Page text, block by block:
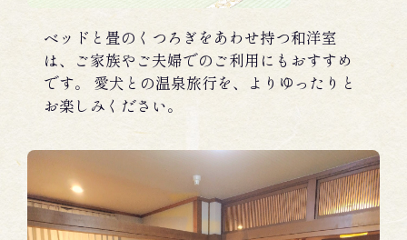
ベッドと畳のくつろぎをあわせ持つ和洋室
は、ご家族やご夫婦でのご利用にもおすすめ
です。 愛犬との温泉旅行を、よりゆったりと
お楽しみください。